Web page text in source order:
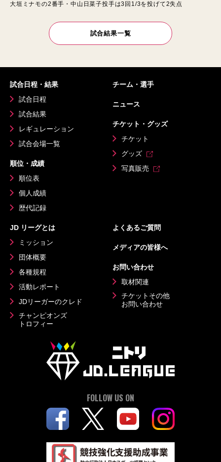
大垣ミナモの2番手・中山日菜子投手は3回1/3を投げて2失点
試合結果一覧
試合日程・結果
試合日程
試合結果
レギュレーション
試合会場一覧
順位・成績
順位表
個人成績
歴代記録
チーム・選手
ニュース
チケット・グッズ
チケット
グッズ
写真販売
JD リーグとは
ミッション
団体概要
各種規程
活動レポート
JDリーガーのクレド
チャンピオンズ
トロフィー
よくあるご質問
メディアの皆様へ
お問い合わせ
取材関連
チケットその他
お問い合わせ
FOLLOW US ON